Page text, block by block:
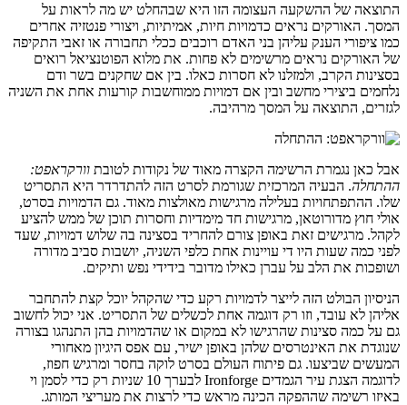
התוצאה של ההשקעה העצומה הזו היא שבהחלט יש מה לראות על
המסך. האורקים נראים כדמויות חיות, אמיתיות, ויצורי פנטזיה אחרים
כמו ציפורי הענק עליהן בני האדם רוכבים ככלי תחבורה או זאבי התקיפה
של האורקים נראים מרשימים לא פחות. את מלוא הפוטנציאל רואים
בסצינות הקרב, ולמזלנו לא חסרות כאלו. בין אם שחקנים בשר ודם
נלחמים ביצירי מחשב ובין אם דמויות ממוחשבות קורעות אחת את השניה
לגזרים, התוצאה על המסך מרהיבה.
אבל כאן נגמרת הרשימה הקצרה מאוד של נקודות לטובת וורקראפט:
ההתחלה. הבעיה המרכזית שגורמת לסרט הזה להתדרדר היא התסריט
שלו. ההתפתחויות בעלילה מרגישות מאולצות מאוד. גם הדמויות בסרט,
אולי חוץ מדורוטאן, מרגישות חד מימדיות וחסרות תוכן של ממש להציע
לקהל. מרגישים זאת באופן צורם להחריד בסצינה בה שלוש דמויות, שעד
לפני כמה שעות היו די עויינות אחת כלפי השניה, יושבות סביב מדורה
ושופכות את הלב על עברן כאילו מדובר בידידי נפש ותיקים.
הניסיון הבולט הזה לייצר לדמויות רקע כדי שהקהל יוכל קצת להתחבר
אליהן לא עובד, וזו רק דוגמה אחת לכשלים של התסריט. אני יכול לחשוב
גם על כמה סצינות שהרגישו לא במקום או שהדמויות בהן התנהגו בצורה
שנוגדת את האינטרסים שלהן באופן ישיר, עם אפס היגיון מאחורי
המעשים שביצעו. גם פיתוח העולם בסרט לוקה בחסר ומרגיש חפוז,
לדוגמה הצגת עיר הגמדים Ironforge לבערך 10 שניות רק כדי לסמן וי
באיזו רשימה שההפקה הכינה מראש כדי לרצות את מעריצי המותג.